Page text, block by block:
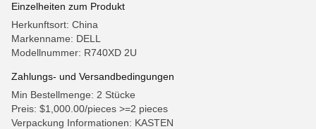
Einzelheiten zum Produkt
Herkunftsort: China
Markenname: DELL
Modellnummer: R740XD 2U
Zahlungs- und Versandbedingungen
Min Bestellmenge: 2 Stücke
Preis: $1,000.00/pieces >=2 pieces
Verpackung Informationen: KASTEN